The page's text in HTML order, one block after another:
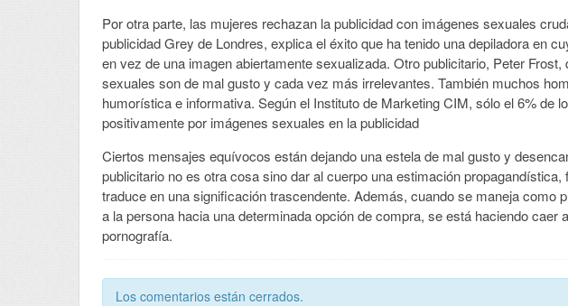
Por otra parte, las mujeres rechazan la publicidad con imágenes sexuales
publicidad Grey de Londres, explica el éxito que ha tenido una depiladora en
en vez de una imagen abiertamente sexualizada. Otro publicitario, Peter
sexuales son de mal gusto y cada vez más irrelevantes. También muchos
humorística e informativa. Según el Instituto de Marketing CIM, sólo el 6% de
positivamente por imágenes sexuales en la publicidad
Ciertos mensajes equívocos están dejando una estela de mal gusto y
publicitario no es otra cosa sino dar al cuerpo una estimación
traduce en una significación trascendente. Además, cuando se maneja como
a la persona hacia una determinada opción de compra, se está haciendo caer
pornografía.
Los comentarios están cerrados.